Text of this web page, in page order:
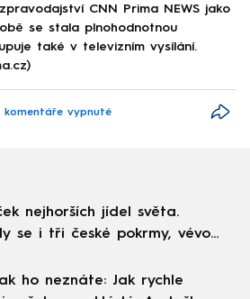
CNN Prima NEWS jako
se stala plnohodnotnou
také v televizním vysílání.
komentáře vypnuté
nejhorších jídel světa.
se i tři české pokrmy, vévodí
ho neznáte: Jak rychle